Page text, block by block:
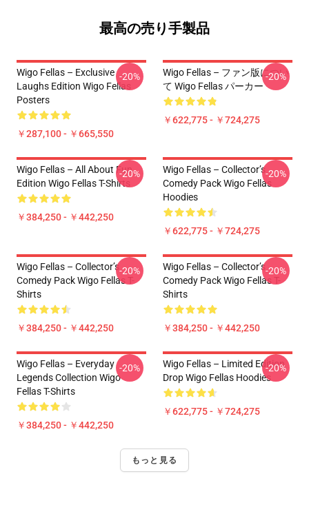
最高の売り手製品
Wigo Fellas – Exclusive
Laughs Edition Wigo Fellas
Posters
￥287,100 - ￥665,550
-20%
Wigo Fellas – ファン版につい
て Wigo Fellas パーカー
￥622,775 - ￥724,275
-20%
Wigo Fellas – All About Fun
Edition Wigo Fellas T-Shirts
￥384,250 - ￥442,250
-20%
Wigo Fellas – Collector’s
Comedy Pack Wigo Fellas
Hoodies
￥622,775 - ￥724,275
-20%
Wigo Fellas – Collector’s
Comedy Pack Wigo Fellas T-
Shirts
￥384,250 - ￥442,250
-20%
Wigo Fellas – Collector’s
Comedy Pack Wigo Fellas T-
Shirts
￥384,250 - ￥442,250
-20%
Wigo Fellas – Everyday
Legends Collection Wigo
Fellas T-Shirts
￥384,250 - ￥442,250
-20%
Wigo Fellas – Limited Edition
Drop Wigo Fellas Hoodies
￥622,775 - ￥724,275
-20%
もっと見る